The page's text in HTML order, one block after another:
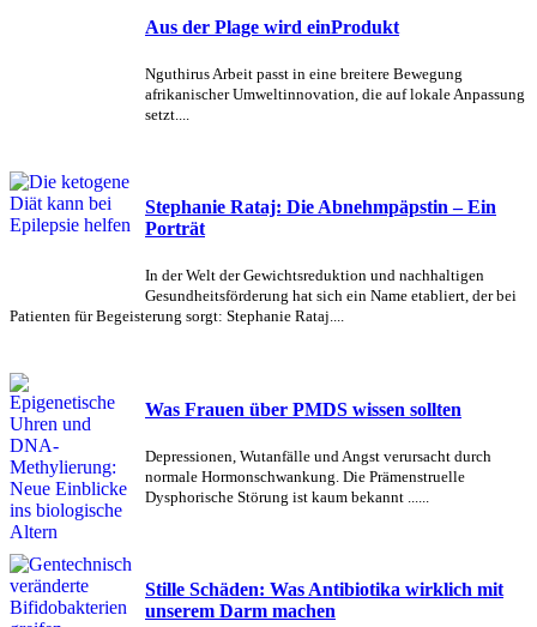
Aus der Plage wird einProdukt
Nguthirus Arbeit passt in eine breitere Bewegung
afrikanischer Umweltinnovation, die auf lokale Anpassung
setzt....
Stephanie Rataj: Die Abnehmpäpstin – Ein
Porträt
In der Welt der Gewichtsreduktion und nachhaltigen
Gesundheitsförderung hat sich ein Name etabliert, der bei
Patienten für Begeisterung sorgt: Stephanie Rataj....
Was Frauen über PMDS wissen sollten
Depressionen, Wutanfälle und Angst verursacht durch
normale Hormonschwankung. Die Prämenstruelle
Dysphorische Störung ist kaum bekannt ......
Stille Schäden: Was Antibiotika wirklich mit
unserem Darm machen